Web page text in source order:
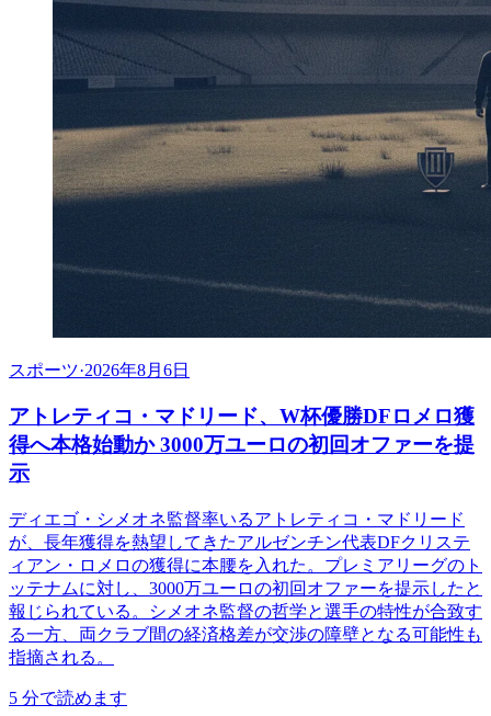
スポーツ·2026年8月6日
アトレティコ・マドリード、W杯優勝DFロメロ獲
得へ本格始動か 3000万ユーロの初回オファーを提
示
ディエゴ・シメオネ監督率いるアトレティコ・マドリード
が、長年獲得を熱望してきたアルゼンチン代表DFクリステ
ィアン・ロメロの獲得に本腰を入れた。プレミアリーグのト
ッテナムに対し、3000万ユーロの初回オファーを提示したと
報じられている。シメオネ監督の哲学と選手の特性が合致す
る一方、両クラブ間の経済格差が交渉の障壁となる可能性も
指摘される。
5 分で読めます